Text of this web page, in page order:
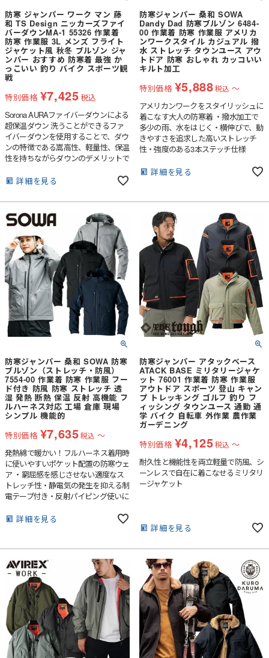
防寒 ジャンパー ワーク マン 藤
和 TS Design ニッカーズファイ
バーダウンMA-1 55326 作業着
防寒 作業服 3L メンズ フライト
ジャケット風 秋冬 ブルゾン ジャ
ンパー おすすめ 防寒着 最強 か
っこいい 釣り バイク スポーツ観
戦
特別価格 ¥7,425税込
Sorona AURAファイバーダウンによる
超保温ダウン 洗うことができるファ
イバーダウンを使用することで、ダウ
ンの特徴である嵩高性、軽量性、保温
性を持ちながらダウンのデメリットで
ァスナーポケットを採用し、オリジナ
脇フラップポケットはファイバーダウ
ンの特性を活かしたふっくら感のある
デザイン。襟は高めのスタンドカラー
で襟裏フリース仕様、チンガード付
き。縫製糸による静電気ケア。
詳細を見る
防寒ジャンパー 桑和 SOWA
Dandy Dad 防寒ブルゾン 6484-
00 作業着 防寒 作業服 アメリカ
ンワークスタイル カジュアル 撥
水 ストレッチ タウンユース アウ
トドア 防寒 おしゃれ カッコいい
キルト加工
特別価格 ¥5,888税込 〜
アメリカンワークをスタイリッシュに
着こなす大人の防寒着 ・撥水加工で
多少の雨、水をはじく・横伸びで、動
きやすさを追求した高いストレッチ
性・強度のある3本ステッチ仕様
詳細を見る
防寒ジャンパー 桑和 SOWA 防寒
ブルゾン（ストレッチ・防風）
7554-00 作業着 防寒 作業服 フー
ド付き 防風 防寒 ストレッチ 透
湿 発熱 断熱 保温 反射 高機能 フ
ルハーネス対応 工場 倉庫 現場
シンプル 機能的
特別価格 ¥7,635税込 〜
発熱綿で暖かい！フルハーネス着用時
に使いやすいポケット配置の防寒ウェ
ア ・窮屈感を感じさせない適度なス
トレッチ性・静電気の発生を抑える制
電テープ付き・反射パイピング使いに
使いやすいポケット配置・ポケット内
発熱綿を使用・レディースサイズ対応
詳細を見る
防寒ジャンパー アタックベース
ATACK BASE ミリタリージャケ
ット 76001 作業着 防寒 作業服
アウトドア スポーツ 登山 キャン
プ トレッキング ゴルフ 釣り フ
ィッシング タウンユース 通勤 通
学 バイク 自転車 外作業 農作業
ガーデニング
特別価格 ¥4,125税込 〜
耐久性と機能性を両立軽量で防風、シ
ーンレスで自在に着こなせるミリタリ
ージャケット
詳細を見る